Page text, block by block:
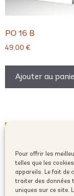
Pour offrir les
telles que les
appareils. Le fait de
traiter des données
uniques sur ce site.
PO 16 B
49,00 €
Ajouter au